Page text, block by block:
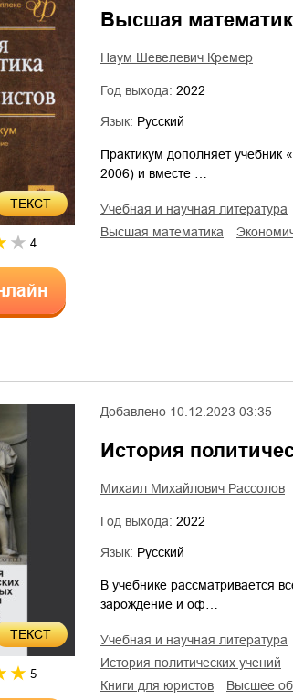
ТЕКСТ
4
Высшая
Наум Шевелевич Кремер
Год выхода: 2022
Язык: Русский
Практикум дополняет
2006) и вместе …
учебная и научная литература
высшая математика
ТЕКСТ
5
Добавлено 10.12.2023 03:35
История
Михаил Михайлович Рассолов
Год выхода: 2022
Язык: Русский
В учебнике рассматривается
зарождение и оф…
учебная и научная литература
история политических учений
книги для юристов
высшее